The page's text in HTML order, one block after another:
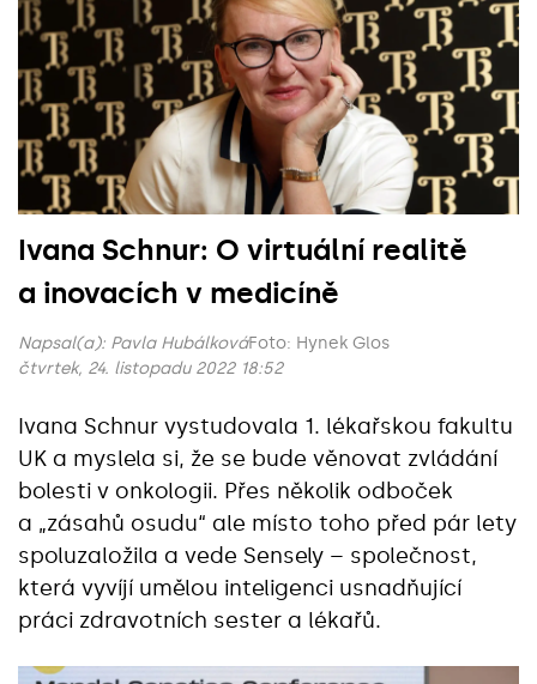
Ivana Schnur: O virtuální realitě
a inovacích v medicíně
Napsal(a): Pavla HubálkováFoto: Hynek Glos
čtvrtek, 24. listopadu 2022 18:52
Ivana Schnur vystudovala 1. lékařskou fakultu
UK a myslela si, že se bude věnovat zvládání
bolesti v onkologii. Přes několik odboček
a „zásahů osudu“ ale místo toho před pár lety
spoluzaložila a vede Sensely – společnost,
která vyvíjí umělou inteligenci usnadňující
práci zdravotních sester a lékařů.